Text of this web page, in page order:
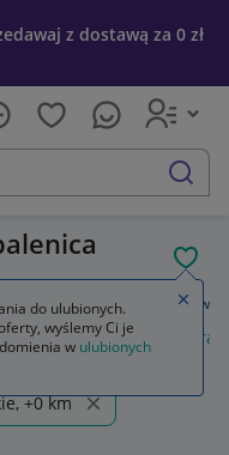
z dostawą za 0 zł
szukaj
Felgi Do samochodów
samochodowa kamera
+0 km
do ulubionych.
wyślemy Ci je
w ulubionych